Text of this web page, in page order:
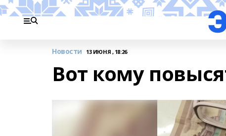
Новости 13 ИЮНЯ , 18:26
Вот кому